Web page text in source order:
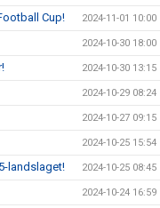
Cup! 2024-11-01 10:00
2024-10-30 18:00
2024-10-30 13:15
2024-10-29 08:24
2024-10-27 09:15
2024-10-25 15:54
landslaget! 2024-10-25 08:45
2024-10-24 16:59